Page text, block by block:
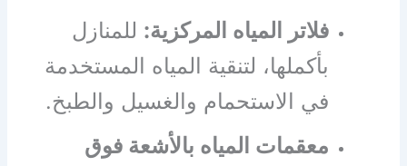
فلاتر المياه المركزية: للمنازل
بأكملها، لتنقية المياه المستخدمة
في الاستحمام والغسيل والطبخ.
معقمات المياه بالأشعة فوق